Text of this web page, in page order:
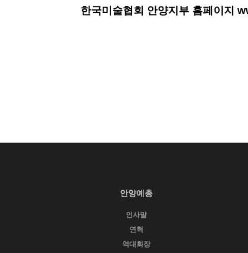
한국미술협회 안양지부 홈페이지
안양예총
인사말
연혁
역대회장